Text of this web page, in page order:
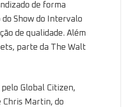
de forma
Show do Intervalo
de qualidade. Além
parte da The Walt
Global Citizen,
Chris Martin, do